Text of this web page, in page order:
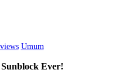
Umum
Ever!